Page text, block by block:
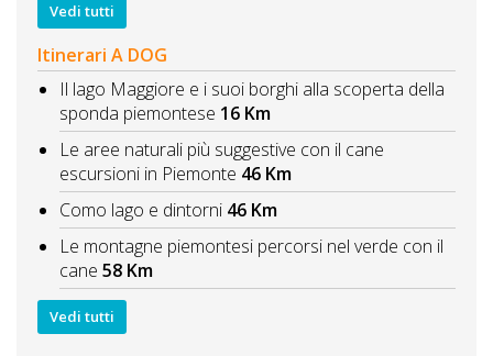
Vedi tutti
Itinerari A DOG
Il lago Maggiore e i suoi borghi alla scoperta della
sponda piemontese 16 Km
Le aree naturali più suggestive con il cane
escursioni in Piemonte 46 Km
Como lago e dintorni 46 Km
Le montagne piemontesi percorsi nel verde con il
cane 58 Km
Vedi tutti